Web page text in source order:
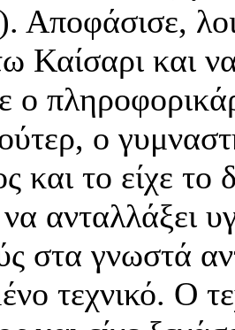
Αποφάσισε,
Καίσαρι και
ο
ο
και το είχε
ανταλλάξει
στα γνωστά
τεχνικό. Ο